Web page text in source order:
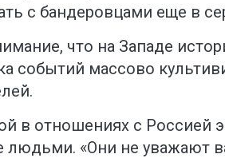
с бандеровцами еще в
что на Западе
событий массово
в отношениях с Россией
людьми. «Они не уважают